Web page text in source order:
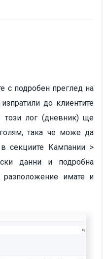
с подробен преглед на
до клиентите
този лог (дневник) ще
така че може да
секциите Кампании >
данни и подробна
имате и